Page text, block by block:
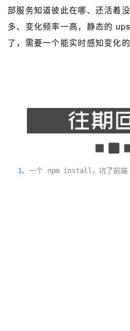
部服务知道彼此在哪、还活着
多、变化频率一高，静态的
了，需要一个能实时感知变化的
1、 一个 npm install，坑了前端